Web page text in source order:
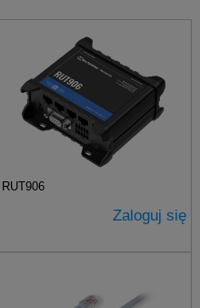
RUT906
Zaloguj się